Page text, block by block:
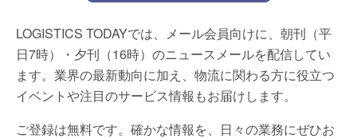
LOGISTICS TODAYでは、メール会員向けに、朝刊（平
日7時）・夕刊（16時）のニュースメールを配信してい
ます。業界の最新動向に加え、物流に関わる方に役立つ
イベントや注目のサービス情報もお届けします。
ご登録は無料です。確かな情報を、日々の業務にぜひお